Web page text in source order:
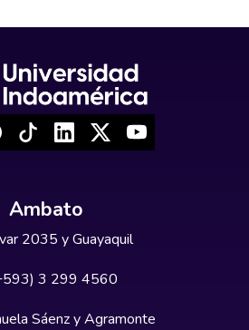
Ambato
2035 y Guayaquil
3 299 4560
Sáenz y Agramonte